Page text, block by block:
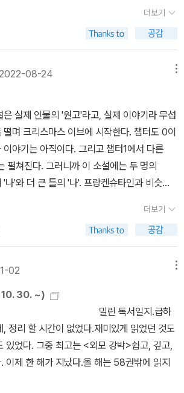
치스톤 / 이디스 워튼 / 황금진 옮김 / 168쪽1
지 웰스 / 서홍원 옮김 / 176쪽20 베네치아에
쪽22 데미안 / 헤르만 헤세 / 박정미 옮김 / 2
바이크 / 박영구 옮김 / 112쪽24 변신 / 프
김 / 112쪽25 인스머스의 그림자 / 하워드 필
여울 옮김 / 168쪽26 메이데이 / 프랜시스 스
옮김 / 120쪽27 노인과 바다 / 어니스트 헤
136쪽28 남방 우편수송기 / 앙투안 드 생텍
176쪽29 동물농장 / 조지 오웰 / 금정연 옮김
르 카뮈 / 김병욱 옮김 / 152쪽31 태풍 / 나
/ 채만식 / 방민호 감수 / 192쪽앞서 말한대로
권의 권당 가격은 평균 23,400원입니다.한정
비싼 가격임에 틀림없습니다.게다가 33권중
출판사에서 이미 간행된 책들입니다.즉 이미
들일 것이고 저 역시도 이미 읽은 책들이 상당
쇄 한정판을 감안해서 77만원을 지불할 용
간행된 타 출판사의 책들(가격도 8천원에서
매하는 것이 합리적일 것입니다.그리고 다른
판 번역본의 경우 아마 한정판이 다 팔리면
로 추정되기에 그때 구매하시면 되지 않을까
했다고 할까. 나는 헨리 제임스에 대해 혀 몰랐
리 제임스에 대해 조금 알게 되었고 동시에 아
. 그건 김사과의 글과 설명이 충분했기 때문
사과가 이끄는 대로 헨리 제임스의 삶을 따라
한 뉴욕, 파리, 런던, 라이의 풍경에 취하는 것
과의 대화나 사소하지만 아주 중요한(파리행
드위치의 맛이 최고라는 것) 에피소드 이 책을
에서 원래 한국 사람인데 세 살 때 덴마크로
서 만나 고등학교 때 읽은 『나사의 회전』
마나 될까? 놀랍고 신기하지 않은가. 아무튼
라우스 시리즈에서와는 다른 분위기라고 할까.
임스의 생을 보면 헨리 제임스는 정착이 아닌
것은 하나의 세계나 관습에 묶이지 않은 자
이다. 부모가 경제적으로 부유했기에 돈을 벌
고 자유롭게 자신이 원하는 곳, 파리와 영국을
던 것이다. 다른 한편으로 헨리 제임스가 부유
설가가 되지 않았을지도 모르거니와 다른 소
것이다.파리에서 그는 뜨내기 외국인이자 신
그에게 파리는 러시아의 대문호 투르게네프를
의 문학 모임 세나클에 초대받는다. 플로베
더보기
08-24
실제 인물의 '원고'라고, 실제 이야기라 무섭
며 크리스마스 이브에 시작한다. 챕터도 0이
야기는 아직이다. 그리고 챕터1에서 다른
펼쳐진다. 그러니까 이 소설에는 두 명의
나'와 더 큰 틀의 '나'. 프랑켄슈타인과 비슷한
고의 나와 그 원고를 전하는 소설의 나 사이에
고 '나'2. 원고 저자와 더글라스의 만남과 원
원고 낭독4. 소설 큰 틀의 화자 '나'는 원고 낭
5. 세월이 흐른 후 더글라스가 병사함 6. 소설
갓 스무살이 된 원고 저자, 여성 '나'는 시골
이 (열 살 마일스와 더 어린 여자 아이 플로라)
다. 자신을 고용한 남성, 런던에 거주하는 매력
귀찮게 말라며 고액 임금과 함께 전권을 위임
째딸 '나'는 경력도 없이 덜컥 이 일을 맡았고
. 유월 초여름, 저택에서 여러 인물들과 아름
더보기
02
10. 30. ~)
서일지.급하
정리 할 시간이 없었다.재미있게 읽었던 것도
있었다. 그중 최고는 <외모 강박>쉽고, 깊고,
이제 한 해가 지났다.올 해는 58권밖에 읽지